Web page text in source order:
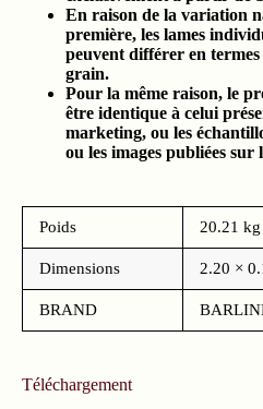
En raison de la variation
première, les lames
peuvent différer en
grain.
Pour la même raison, le
être identique à celui
marketing, ou les
ou les images publiées sur
Poids 20.21 kg
Dimensions 2.20 ×
BRAND
Téléchargement